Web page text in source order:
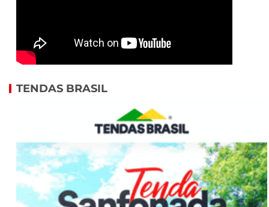
TENDAS BRASIL